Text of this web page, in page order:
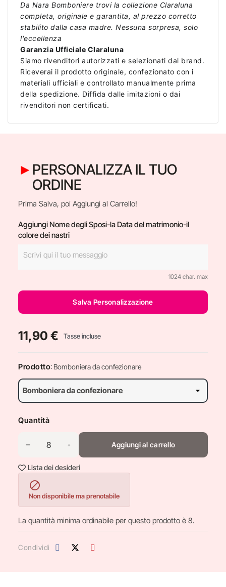
Da Nara Bomboniere trovi la collezione Claraluna
completa, originale e garantita, al prezzo corretto
stabilito dalla casa madre. Nessuna sorpresa, solo
l'eccellenza
Garanzia Ufficiale Claraluna
Siamo rivenditori autorizzati e selezionati dal brand.
Riceverai il prodotto originale, confezionato con i
materiali ufficiali e controllato manualmente prima
della spedizione. Diffida dalle imitazioni o dai
rivenditori non certificati.
PERSONALIZZA IL TUO
ORDINE
Prima Salva, poi Aggiungi al Carrello!
Aggiungi Nome degli Sposi-la Data del matrimonio-il
colore dei nastri
1024 char. max
Salva Personalizzazione
11,90 € Tasse incluse
Prodotto: Bomboniera da confezionare
Quantità
Aggiungi al carrello
Lista dei desideri

Non disponibile ma prenotabile
La quantità minima ordinabile per questo prodotto è 8.
Condividi